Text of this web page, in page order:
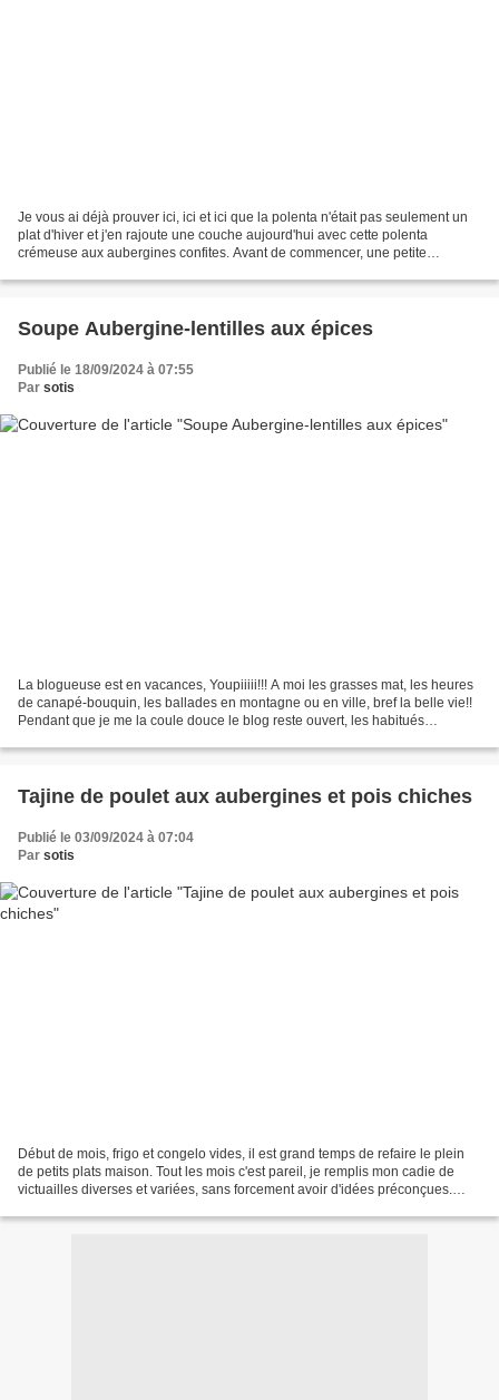
Je vous ai déjà prouver ici, ici et ici que la polenta n'était pas seulement un
plat d'hiver et j'en rajoute une couche aujourd'hui avec cette polenta
crémeuse aux aubergines confites. Avant de commencer, une petite
Soupe Aubergine-lentilles aux épices
Publié le 18/09/2024 à 07:55
Par sotis
La blogueuse est en vacances, Youpiiiii!!! A moi les grasses mat, les heures
de canapé-bouquin, les ballades en montagne ou en ville, bref la belle vie!!
Pendant que je me la coule douce le blog reste ouvert, les habitués
Tajine de poulet aux aubergines et pois chiches
Publié le 03/09/2024 à 07:04
Par sotis
Début de mois, frigo et congelo vides, il est grand temps de refaire le plein
de petits plats maison. Tout les mois c'est pareil, je remplis mon cadie de
victuailles diverses et variées, sans forcement avoir d'idées préconçues.